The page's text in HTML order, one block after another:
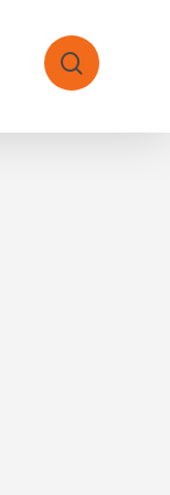
search